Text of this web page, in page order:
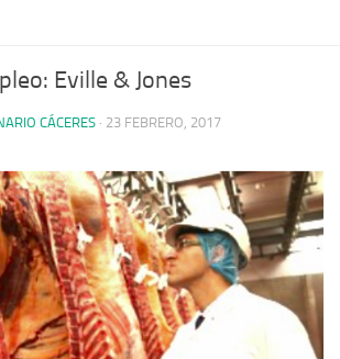
Eville & Jones
CÁCERES · 23 FEBRERO, 2017